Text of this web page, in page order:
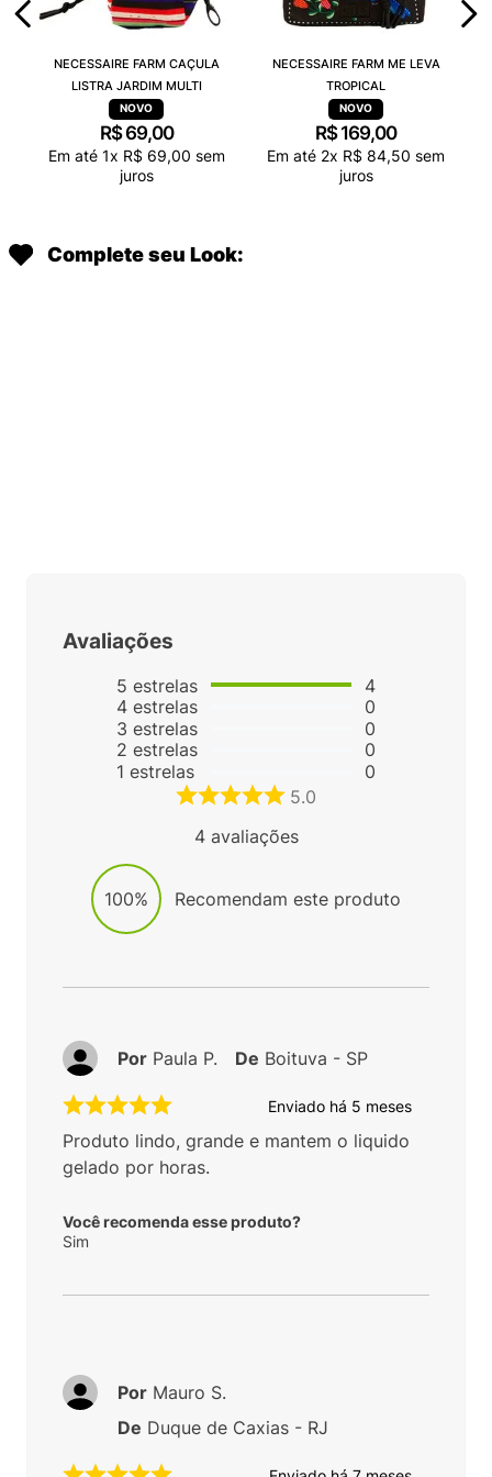
NECESSAIRE FARM CAÇULA
LISTRA JARDIM MULTI
R$ 69,00
Em até 1x R$ 69,00 sem
juros
NECESSAIRE FARM ME LEVA
TROPICAL
R$ 169,00
Em até 2x R$ 84,50 sem
juros
Complete seu Look:
Avaliações
5 estrelas
4 estrelas
3 estrelas
2 estrelas
1 estrelas
4
0
0
0
0
5.0
4avaliações
100% Recomendam este produto
Enviado há 5 meses
Produto lindo, grande e mantem o liquido
gelado por horas.
Você recomenda esse produto?
Sim
Por Paula P. De Boituva - SP
Por Mauro S.
De Duque de Caxias - RJ